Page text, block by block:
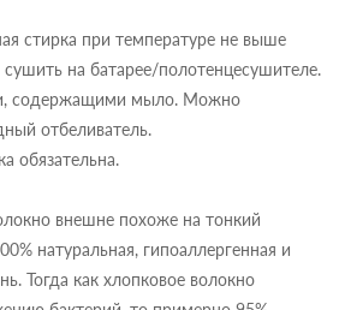
стирка при температуре не выше
сушить на батарее/полотенцесушителе.
содержащими мыло. Можно
отбеливатель.
обязательна.
внешне похоже на тонкий
натуральная, гипоаллергенная и
Тогда как хлопковое волокно